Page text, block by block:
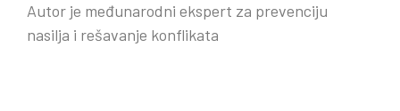
Autor je međunarodni ekspert za prevenciju
nasilja i rešavanje konflikata